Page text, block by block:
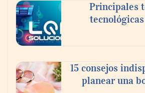
En el Día de la Cerveza,
mundo elige para reunirse: 7
escogen
Principales
15 consejos
planear una